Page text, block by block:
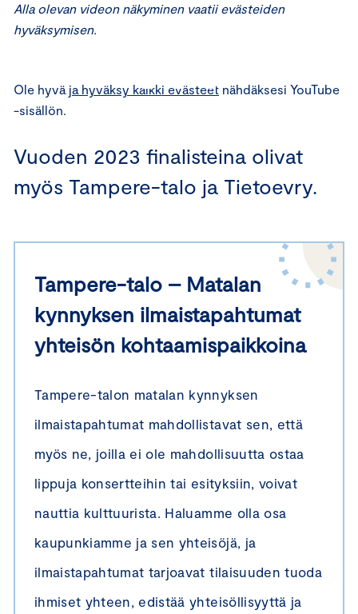
Alla olevan videon näkyminen vaatii evästeiden
hyväksymisen.
⋯
Ole hyvä ja hyväksy kaikki evästeet nähdäksesi YouTube
-sisällön.
Vuoden 2023 finalisteina olivat
myös Tampere-talo ja Tietoevry.
Tampere-talo – Matalan
kynnyksen ilmaistapahtumat
yhteisön kohtaamispaikkoina
Tampere-talon matalan kynnyksen
ilmaistapahtumat mahdollistavat sen, että
myös ne, joilla ei ole mahdollisuutta ostaa
lippuja konsertteihin tai esityksiin, voivat
nauttia kulttuurista. Haluamme olla osa
kaupunkiamme ja sen yhteisöjä, ja
ilmaistapahtumat tarjoavat tilaisuuden tuoda
ihmiset yhteen, edistää yhteisöllisyyttä ja